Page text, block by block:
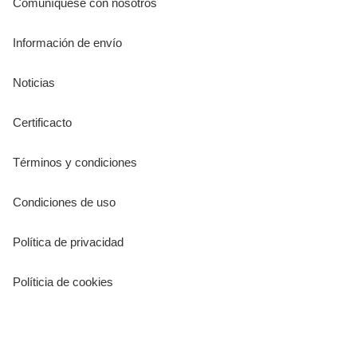
Comuníquese con nosotros
Información de envío
Noticias
Certificacto
Términos y condiciones
Condiciones de uso
Política de privacidad
Políticia de cookies